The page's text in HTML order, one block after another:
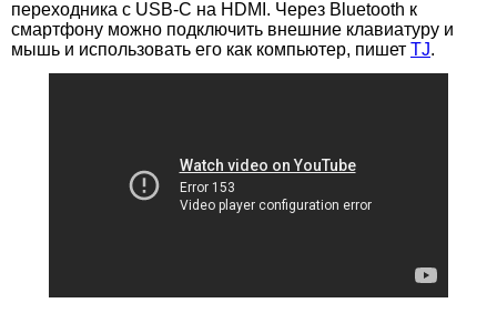
переходника с USB-C на HDMI. Через Bluetooth к
смартфону можно подключить внешние клавиатуру и
мышь и использовать его как компьютер, пишет TJ.